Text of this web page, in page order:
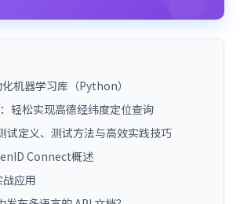
机器学习库（Python）
轻松实现高德经纬度定位查询
试定义、测试方法与高效实践技巧
Connect概述
应用